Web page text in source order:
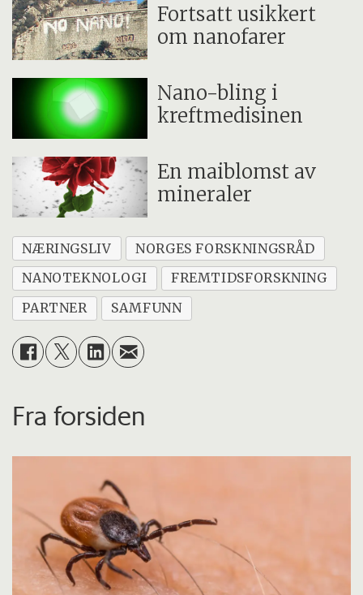
Fortsatt usikkert
om nanofarer
Nano-bling i
kreftmedisinen
En maiblomst av
mineraler
NÆRINGSLIV
NORGES FORSKNINGSRÅD
NANOTEKNOLOGI
FREMTIDSFORSKNING
PARTNER
SAMFUNN
Fra forsiden